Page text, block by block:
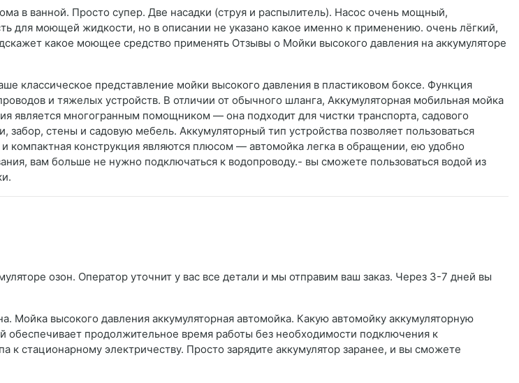
в ванной. Просто супер. Две насадки (струя и распылитель). Насос очень мощный,
для моющей жидкости, но в описании не указано какое именно к применению. очень лёгкий,
какое моющее средство применять Отзывы о Мойки высокого давления на аккумуляторе
классическое представление мойки высокого давления в пластиковом боксе. Функция
и тяжелых устройств. В отличии от обычного шланга, Аккумуляторная мобильная мойка
является многогранным помощником — она подходит для чистки транспорта, садового
стены и садовую мебель. Аккумуляторный тип устройства позволяет пользоваться
компактная конструкция являются плюсом — автомойка легка в обращении, ею удобно
вам больше не нужно подключаться к водопроводу.- вы сможете пользоваться водой из
озон. Оператор уточнит у вас все детали и мы отправим ваш заказ. Через 3-7 дней вы
Мойка высокого давления аккумуляторная автомойка. Какую автомойку аккумуляторную
продолжительное время работы без необходимости подключения к
к стационарному электричеству. Просто зарядите аккумулятор заранее, и вы сможете